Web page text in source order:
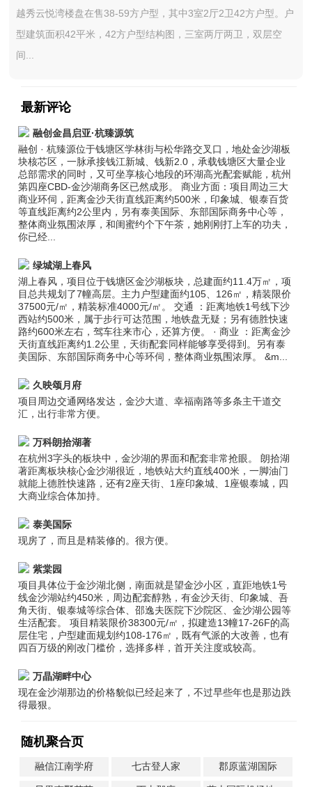
越秀云悦湾楼盘在售38-59方户型，其中3室2厅2卫42方户型。户
型建筑面积42平米，42方户型结构图，三室两厅两卫，双层空
间...
最新评论
融创金昌启亚·杭臻源筑
融创 · 杭臻源位于钱塘区学林街与松华路交叉口，地处金沙湖板
块核芯区，一脉承接钱江新城、钱新2.0，承载钱塘区大量企业
总部需求的同时，又可坐享核心地段的环湖高光配套赋能，杭州
第四座CBD-金沙湖商务区已然成形。 商业方面：项目周边三大
商业环伺，距离金沙天街直线距离约500米，印象城、银泰百货
等直线距离约2公里内，另有泰美国际、东部国际商务中心等，
整体商业氛围浓厚，和闺蜜约个下午茶，她刚刚打上车的功夫，
你已经...
绿城湖上春风
湖上春风，项目位于钱塘区金沙湖板块，总建面约11.4万㎡，项
目总共规划了7幢高层。主力户型建面约105、126㎡，精装限价
37500元/㎡，精装标准4000元/㎡。 交通 ：距离地铁1号线下沙
西站约500米，属于步行可达范围，地铁盘无疑；另有德胜快速
路约600米左右，驾车往来市心，还算方便。 · 商业 ：距离金沙
天街直线距离约1.2公里，天街配套同样能够享受得到。另有泰
美国际、东部国际商务中心等环伺，整体商业氛围浓厚。 &m...
久映颂月府
项目周边交通网络发达，金沙大道、幸福南路等多条主干道交
汇，出行非常方便。
万科朗拾湖著
在杭州3字头的板块中，金沙湖的界面和配套非常抢眼。 朗拾湖
著距离板块核心金沙湖很近，地铁站大约直线400米，一脚油门
就能上德胜快速路，还有2座天街、1座印象城、1座银泰城，四
大商业综合体加持。
泰美国际
现房了，而且是精装修的。很方便。
紫棠园
项目具体位于金沙湖北侧，南面就是望金沙小区，直距地铁1号
线金沙湖站约450米，周边配套醇熟，有金沙天街、印象城、吾
角天街、银泰城等综合体、邵逸夫医院下沙院区、金沙湖公园等
生活配套。 项目精装限价38300元/㎡，拟建造13幢17-26F的高
层住宅，户型建面规划约108-176㎡，既有气派的大改善，也有
四百万级的刚改门槛价，选择多样，首开关注度或较高。
万晶湖畔中心
现在金沙湖那边的价格貌似已经起来了，不过早些年也是那边跌
得最狠。
随机聚合页
融信江南学府 七古登人家 郡原蓝湖国际